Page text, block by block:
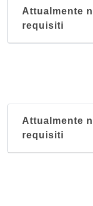
Al Capriccio
via Mariano
Attualmente
requisiti
Attualmente
requisiti